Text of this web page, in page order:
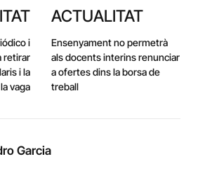
i
retirar
i la
vaga
ACTUALITAT
Ensenyament no permetrà
als docents interins renunciar
a ofertes dins la borsa de
treball
Garcia